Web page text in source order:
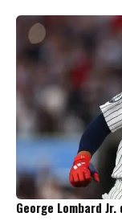
George Lombard